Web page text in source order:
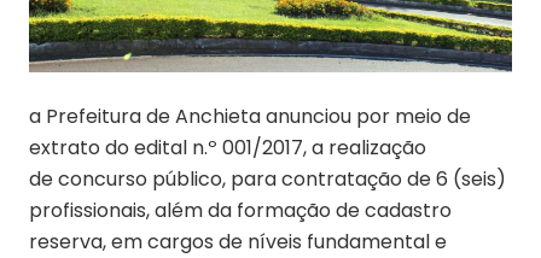
a Prefeitura de Anchieta anunciou por meio de
extrato do edital n.º 001/2017, a realização
de concurso público, para contratação de 6 (seis)
profissionais, além da formação de cadastro
reserva, em cargos de níveis fundamental e